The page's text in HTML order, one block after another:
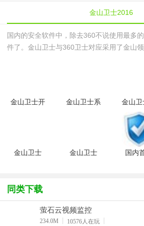
金山卫士2016
国内的安全软件中，除去360不说使用最多
件了。金山卫士与360卫士对应采用了金山
步步进行重装即可！这里给大家提
金山卫士开
金山卫士系
金山卫
统加
单文件
版
金山卫士
方版
金山卫士
国内
同类下载
萤石云视频监控
234.0M 10576人在玩